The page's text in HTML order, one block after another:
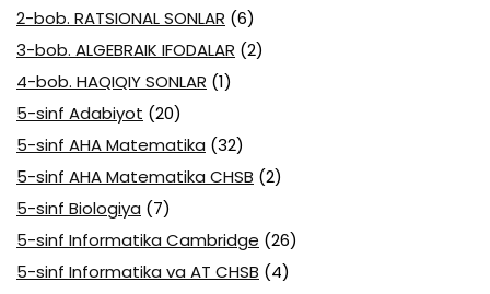
2-bob. RATSIONAL SONLAR (6)
3-bob. ALGEBRAIK IFODALAR (2)
4-bob. HAQIQIY SONLAR (1)
5-sinf Adabiyot (20)
5-sinf AHA Matematika (32)
5-sinf AHA Matematika CHSB (2)
5-sinf Biologiya (7)
5-sinf Informatika Cambridge (26)
5-sinf Informatika va AT CHSB (4)